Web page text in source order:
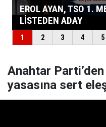
Anahtar
yasasına sert